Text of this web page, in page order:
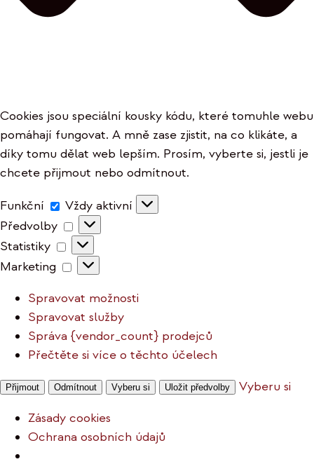
Cookies jsou speciální kousky kódu, které tomuhle webu
pomáhají fungovat. A mně zase zjistit, na co klikáte, a
díky tomu dělat web lepším. Prosím, vyberte si, jestli je
chcete přijmout nebo odmítnout.
Funkční Funkční
Vždy aktivní
Předvolby
Předvolby
Statistiky
Statistiky
Marketing
Marketing
Spravovat možnosti
Spravovat služby
Správa {vendor_count} prodejců
Přečtěte si více o těchto účelech
Přijmout Odmítnout Vyberu si Uložit předvolby
Vyberu si
Zásady cookies
Ochrana osobních údajů